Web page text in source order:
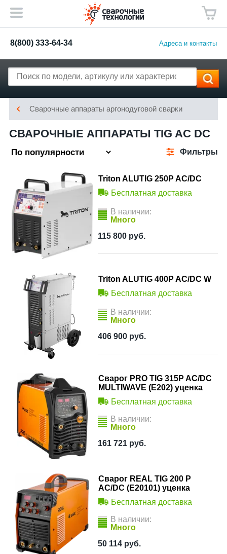
8(800) 333-64-34 Адреса и контакты
Сварочные аппараты аргонодуговой сварки
СВАРОЧНЫЕ АППАРАТЫ TIG AC DC
Фильтры
Triton ALUTIG 250P AC/DC
Бесплатная доставка
В наличии:
Много
115 800 руб.
Triton ALUTIG 400P AC/DC W
Бесплатная доставка
В наличии:
Много
406 900 руб.
Сварог PRO TIG 315P AC/DC
MULTIWAVE (E202) уценка
Бесплатная доставка
В наличии:
Много
161 721 руб.
Сварог REAL TIG 200 P
AC/DC (E20101) уценка
Бесплатная доставка
В наличии:
Много
50 114 руб.